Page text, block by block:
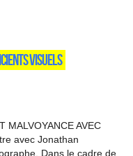
VISUELS
MALVOYANCE AVEC
avec Jonathan
Dans le cadre de